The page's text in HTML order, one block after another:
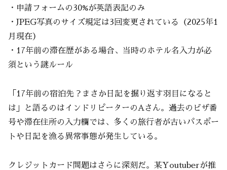
・申請フォームの30%が英語表記のみ
・JPEG写真のサイズ規定は3回変更されている（2025年1
月現在）
・17年前の滞在歴がある場合、当時のホテル名入力が必
須という謎ルール
「17年前の宿泊先？まさか日記を掘り返す羽目になると
は」と語るのはインドリピーターのAさん。過去のビザ番
号や滞在住所の入力欄では、多くの旅行者が古いパスポー
トや日記を漁る異常事態が発生している。
クレジットカード問題はさらに深刻だ。某Youtuberが推